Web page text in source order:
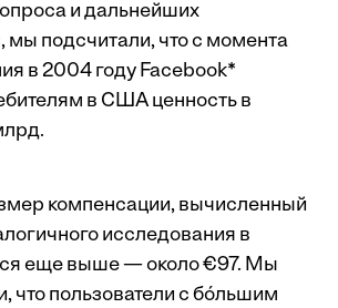
опроса и дальнейших
мы подсчитали, что с момента
в 2004 году Facebook*
в США ценность в
компенсации, вычисленный
исследования в
еще выше — около €97. Мы
что пользователи с бóльшим